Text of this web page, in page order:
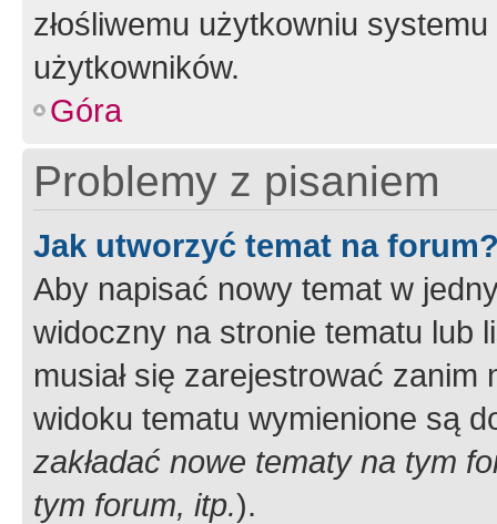
złośliwemu użytkowniu
użytkowników.
Góra
Problemy z pisaniem
Jak utworzyć temat na
Aby napisać nowy temat w
widoczny na stronie tematu lub
musiał się zarejestrować
widoku tematu wymienione są
zakładać nowe tematy na tym
tym forum, itp.).